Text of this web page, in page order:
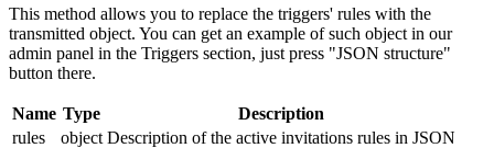
This method allows you to replace the triggers' rules with the
transmitted object. You can get an example of such object in our
admin panel in the Triggers section, just press "JSON structure"
button there.
Name Type
Description
rules
object Description of the active invitations rules in JSON